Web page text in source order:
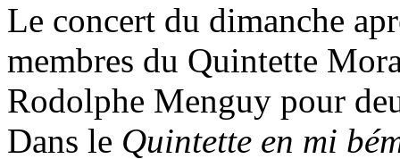
Le concert du dimanche
membres du Quintette
Rodolphe Menguy pour
Dans le Quintette en mi